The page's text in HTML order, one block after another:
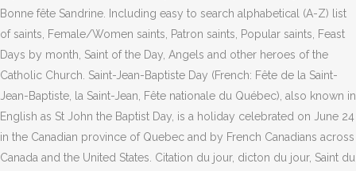
Bonne fête Sandrine. Including easy to search alphabetical (A-Z) list
of saints, Female/Women saints, Patron saints, Popular saints, Feast
Days by month, Saint of the Day, Angels and other heroes of the
Catholic Church. Saint-Jean-Baptiste Day (French: Fête de la Saint-
Jean-Baptiste, la Saint-Jean, Fête nationale du Québec), also known in
English as St John the Baptist Day, is a holiday celebrated on June 24
in the Canadian province of Quebec and by French Canadians across
Canada and the United States. Citation du jour, dicton du jour, Saint du